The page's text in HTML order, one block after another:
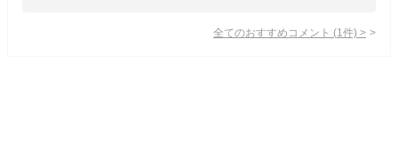
全てのおすすめコメント (1 件) >